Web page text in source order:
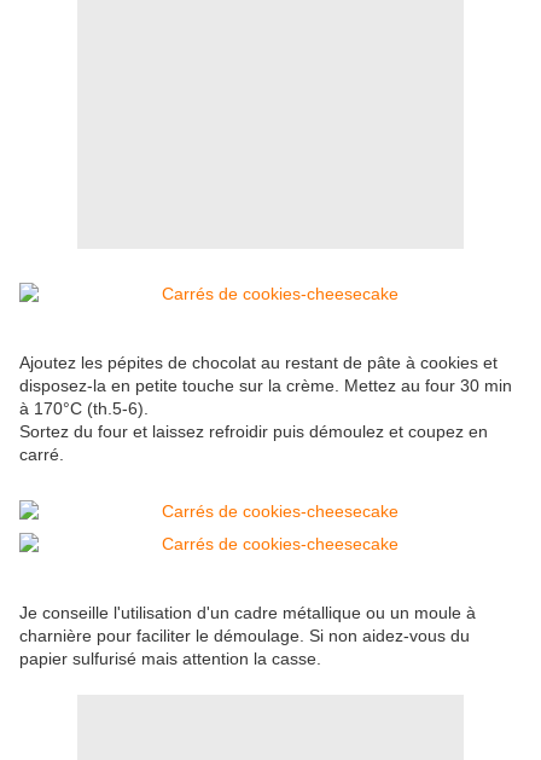
Ajoutez les pépites de chocolat au restant de pâte à cookies et
disposez-la en petite touche sur la crème. Mettez au four 30 min
à 170°C (th.5-6).
Sortez du four et laissez refroidir puis démoulez et coupez en
carré.
Je conseille l'utilisation d'un cadre métallique ou un moule à
charnière pour faciliter le démoulage. Si non aidez-vous du
papier sulfurisé mais attention la casse.